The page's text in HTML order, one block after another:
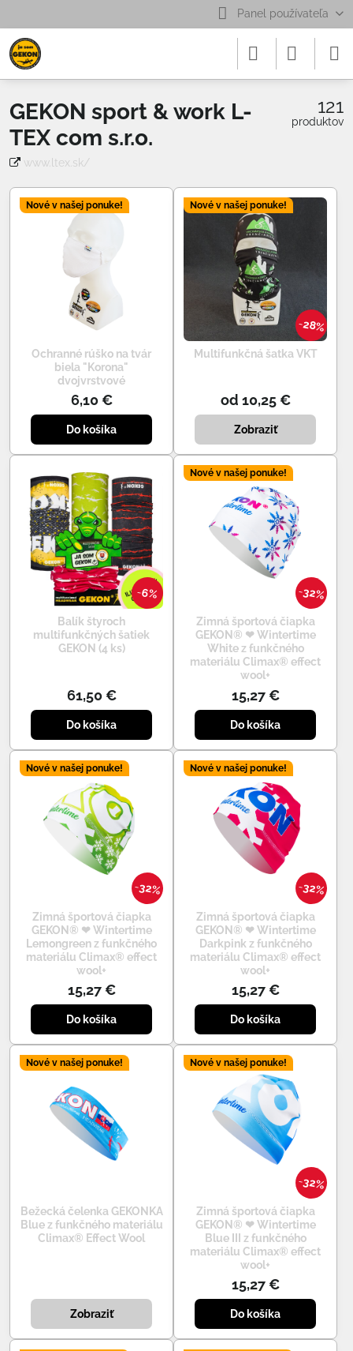
Panel používateľa
GEKON sport & work L-
TEX com s.r.o.
www.ltex.sk/
121
produktov
Nové v našej ponuke!
Ochranné rúško na tvár
biela "Korona"
dvojvrstvové
6,10 €
Do košíka
28%
Nové v našej ponuke!
Multifunkčná šatka VKT
od 10,25 €
Zobraziť
6%
Balík štyroch
multifunkčných šatiek
GEKON (4 ks)
61,50 €
Do košíka
32%
Nové v našej ponuke!
Zimná športová čiapka
GEKON® ❤ Wintertime
White z funkčného
materiálu Climax® effect
wool+
15,27 €
Do košíka
32%
Nové v našej ponuke!
Zimná športová čiapka
GEKON® ❤ Wintertime
Lemongreen z funkčného
materiálu Climax® effect
wool+
15,27 €
Do košíka
32%
Nové v našej ponuke!
Zimná športová čiapka
GEKON® ❤ Wintertime
Darkpink z funkčného
materiálu Climax® effect
wool+
15,27 €
Do košíka
Nové v našej ponuke!
Bežecká čelenka GEKONKA
Blue z funkčného materiálu
Climax® Effect Wool
Zobraziť
32%
Nové v našej ponuke!
Zimná športová čiapka
GEKON® ❤ Wintertime
Blue III z funkčného
materiálu Climax® effect
wool+
15,27 €
Do košíka